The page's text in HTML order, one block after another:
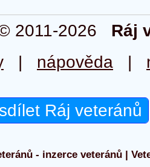
2011-2026 Ráj
| nápověda |
Ráj veteránů
- inzerce veteránů |